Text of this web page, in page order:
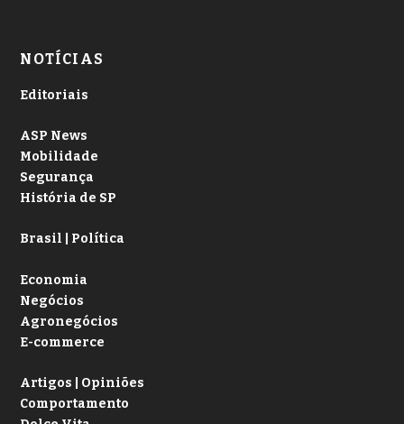
NOTÍCIAS
Editoriais
ASP News
Mobilidade
Segurança
História de SP
Brasil | Política
Economia
Negócios
Agronegócios
E-commerce
Artigos | Opiniões
Comportamento